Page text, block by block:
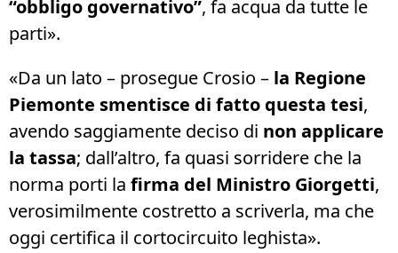
“obbligo governativo”, fa acqua da tutte le
parti».
«Da un lato – prosegue Crosio – la Regione
Piemonte smentisce di fatto questa tesi,
avendo saggiamente deciso di non applicare
la tassa; dall’altro, fa quasi sorridere che la
norma porti la firma del Ministro Giorgetti,
verosimilmente costretto a scriverla, ma che
oggi certifica il cortocircuito leghista».